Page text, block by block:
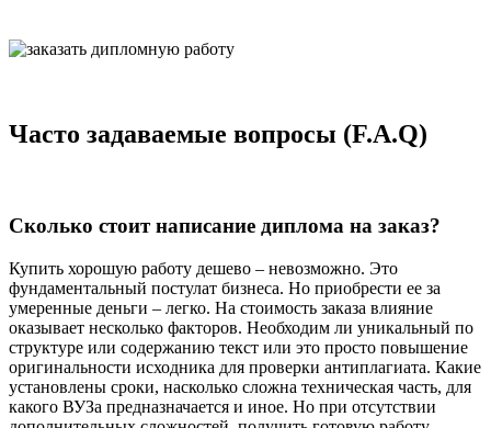
Часто задаваемые вопросы (F.A.Q)
Сколько стоит написание диплома на заказ?
Купить хорошую работу дешево – невозможно. Это
фундаментальный постулат бизнеса. Но приобрести ее за
умеренные деньги – легко. На стоимость заказа влияние
оказывает несколько факторов. Необходим ли уникальный по
структуре или содержанию текст или это просто повышение
оригинальности исходника для проверки антиплагиата. Какие
установлены сроки, насколько сложна техническая часть, для
какого ВУЗа предназначается и иное. Но при отсутствии